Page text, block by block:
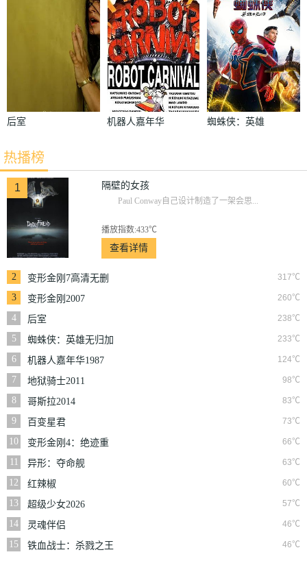
后室
机器人嘉年华
蜘蛛侠：英雄
热播榜
1 隔壁的女孩
Paul Conway自己设计制造了一架会思...
播放指数:433℃
查看详情
2 317℃
变形金刚7高清无删
减版
3 260℃
变形金刚2007
4
238℃
后室
5
233℃
蜘蛛侠：英雄无归加
长版
6 124℃
机器人嘉年华1987
7
98℃
地狱骑士2011
8
83℃
哥斯拉2014
9
73℃
百变星君
10
66℃
变形金刚4：绝迹重
生普通话版
11 63℃
异形：夺命舰
12
60℃
红辣椒
13
57℃
超级少女2026
14
46℃
灵魂伴侣
15
46℃
铁血战士：杀戮之王